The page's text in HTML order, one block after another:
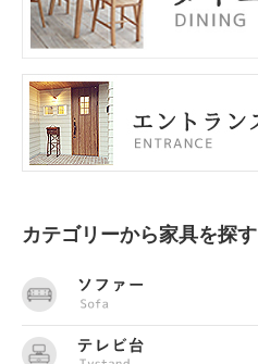
カテゴリーから家具を探す